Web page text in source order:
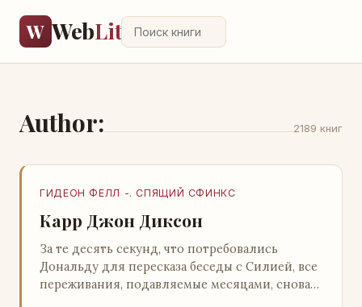
W WebLit
Author: 2189 книг
ГИДЕОН ФЕЛЛ -. СПЯЩИЙ СФИНКС
Карр Джон Диксон
За те десять секунд, что потребовались
Дональду для пересказа беседы с Силией, все
переживания, подавляемые месяцами, снова